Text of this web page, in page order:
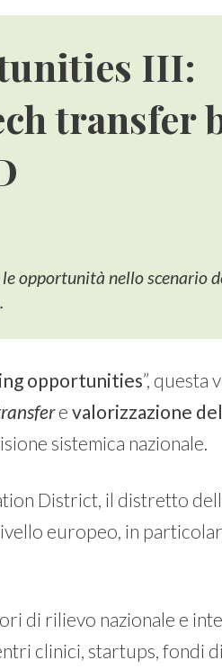
III:
transfer
opportunità nello scenario
opportunities”, questa
e valorizzazione
sistemica nazionale.
District, il distretto
europeo, in
di rilievo nazionale e
clinici, startups, fondi